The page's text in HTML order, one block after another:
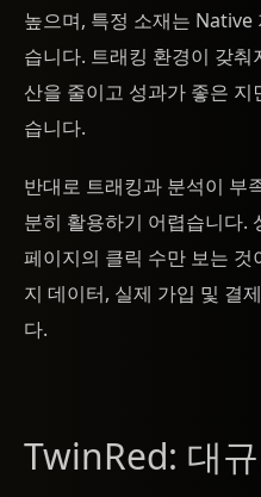
높으며, 특정 소재는 Native
습니다. 트래킹 환경이 갖
산을 줄이고 성과가 좋은
습니다.
반대로 트래킹과 분석이 부
분히 활용하기 어렵습니다.
페이지의 클릭 수만 보는 것
지 데이터, 실제 가입 및 결
다.
TwinRed: 대